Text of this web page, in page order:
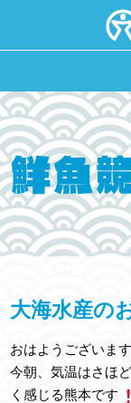
大海水産の
おはようございます
今朝、気温はさほ
く感じる熊本です